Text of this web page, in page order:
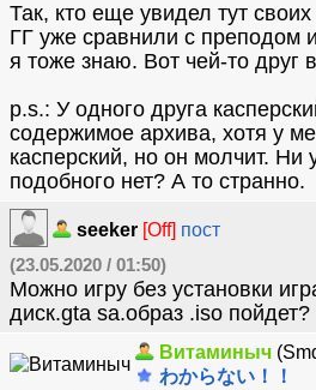
Так, кто еще увидел тут
ГГ уже сравнили с преподом
я тоже знаю. Вот чей-то друг
p.s.: У одного друга
содержимое архива, хотя у
касперский, но он молчит. Ни
подобного нет? А то странно.
seeker [Off] пост
(23.05.2020 / 01:50)
Можно игру без установки
диск.gta sa.образ .iso пойдет?
Витаминыч
わからない！！